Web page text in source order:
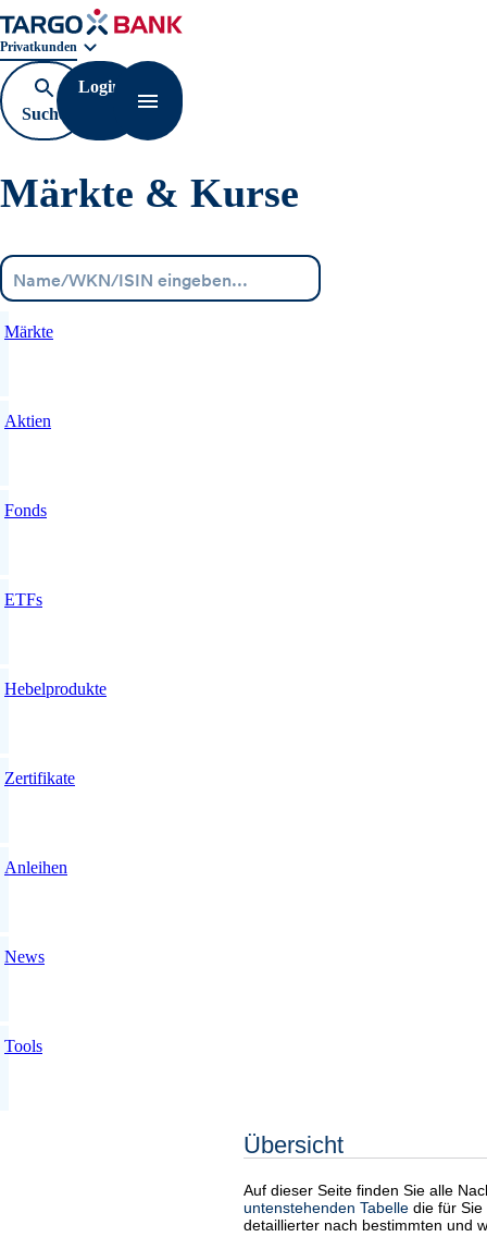
Geschäftsbereichnavigation. Aktuelle Auswahl:
Privatkunden
Suche
öffnen
Login
Navigation öffnen
Märkte & Kurse
Märkte
Aktien
Fonds
ETFs
Hebelprodukte
Zertifikate
Anleihen
News
Tools
Übersicht
Auf dieser Seite finden Sie alle
untenstehenden Tabelle die für
detaillierter nach bestimmten und